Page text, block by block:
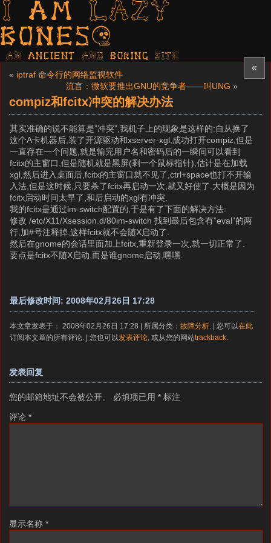
I am LAZY
bones?
AN ancient AND boring SITE
«
« iptraf 命令行的网络监视软件
流言：微软要推出GNU的竞争者——叫UNG »
compiz和fcitx冲突的解决办法
其实准确的说不能算是”冲突”,我机子上的现象是这样的:自从换了
这个A卡机器后,装了开源驱动和xserver-xgl,成功打开compiz,但是
一直存在一个问题,就是输完用户名和密码后的一瞬间可以看到
fcitx的主窗口,但是随机就是黑屏(剩一个鼠标指针),估计是在加载
xgl,然后进入桌面后,fcitx的主窗口就不见了,ctrl+space也打不开输
入法,但是这时候,只要杀了fcitx再启动一次,就又好使了.大概是因为
fcitx启动时间太早了,和后启动的xgl有冲突.
我的fcitx是通过im-switch配置的,于是有了下面的解决方法:
修改 /etc/X11/Xsession.d/80im-switch 找到最后包含有”eval”的两
行,加#号注释掉,这样fcitx就不会随X启动了.
然后在gnome的会话里面加上fcitx,重新登录一次,就一切正常了.
要点是fcitx不随X启动,而是谁gnome启动,嘿嘿.
最后修改时间: 2008年02月26日 17:28
本文章发表于： 2008年02月26日 17:28 | 所属分类：故障分析 . | 您可以在此
订阅本文章的所有评论. | 您也可以 发表评论 , 或从您的网站trackback
发表回复
您的邮箱地址不会被公开。 必填项已用 * 标注
评论 *
显示名称 *